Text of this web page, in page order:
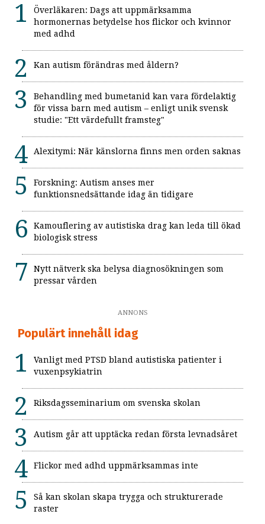
Överläkaren: Dags att uppmärksamma
hormonernas betydelse hos flickor och kvinnor
med adhd
Kan autism förändras med åldern?
Behandling med bumetanid kan vara fördelaktig
för vissa barn med autism – enligt unik svensk
studie: "Ett värdefullt framsteg"
Alexitymi: När känslorna finns men orden saknas
Forskning: Autism anses mer
funktionsnedsättande idag än tidigare
Kamouflering av autistiska drag kan leda till ökad
biologisk stress
Nytt nätverk ska belysa diagnosökningen som
pressar vården
ANNONS
Populärt innehåll idag
Vanligt med PTSD bland autistiska patienter i
vuxenpsykiatrin
Riksdagsseminarium om svenska skolan
Autism går att upptäcka redan första levnadsåret
Flickor med adhd uppmärksammas inte
Så kan skolan skapa trygga och strukturerade
raster